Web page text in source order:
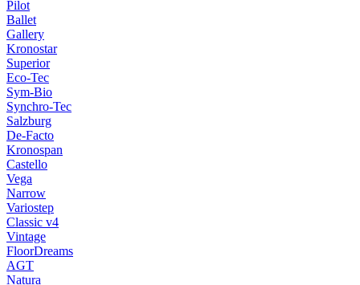
Pilot
Ballet
Gallery
Kronostar
Superior
Eco-Tec
Sym-Bio
Synchro-Tec
Salzburg
De-Facto
Kronospan
Castello
Vega
Narrow
Variostep
Classic v4
Vintage
FloorDreams
AGT
Natura